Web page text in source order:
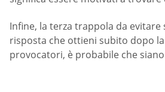
Infine, la terza trappola da
risposta che ottieni subito dopo
provocatori, è probabile che